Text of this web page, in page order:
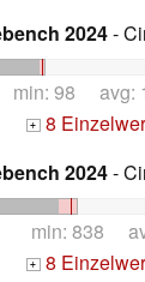
2024-
min: 98 avg:
+ 8
2024-
min: 838
+ 8